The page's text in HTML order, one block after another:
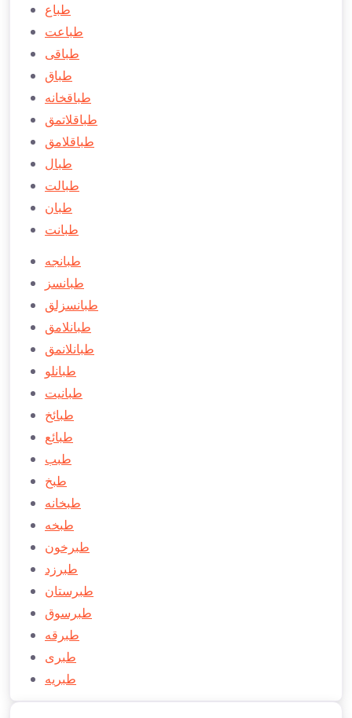
طباع
طباعت
طباقی
طباق
طباقخانه
طباقلاتمق
طباقلامق
طبال
طبالت
طبان
طبانت
طبانجه
طبانسز
طبانسزلق
طبانلامق
طبانلانمق
طبانلو
طبانیت
طبائخ
طبائع
طبب
طبخ
طبخانه
طبخه
طبرخون
طبرزد
طبرستان
طبرسوق
طبرقه
طبری
طبريه